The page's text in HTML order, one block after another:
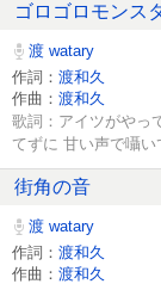
ゴロゴロモンス
渡 watary
作詞： 渡和久
作曲： 渡和久
歌詞：アイツがやっ
てずに 甘い声で囁い
街角の音
渡 watary
作詞： 渡和久
作曲： 渡和久